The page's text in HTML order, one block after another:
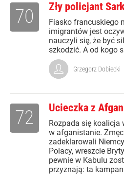
Zły policjant
Fiasko francuskiego
imigrantów jest
nauczyli się, że być
szkodzić. A od kogo
70
Grzegorz Dobiecki
Ucieczka z
Rozpada się koalicja
w afganistanie.
zadeklarowali
Polacy, wreszcie
pewnie w Kabulu
przyznają: ta
72